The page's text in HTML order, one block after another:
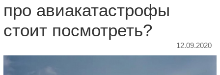
про авиакатастрофы
стоит посмотреть?
12.09.2020